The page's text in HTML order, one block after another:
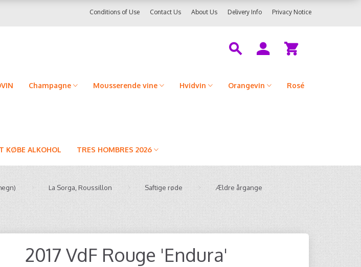
Privacy Notice
Delivery Info
About Us
Contact Us
Conditions of Use
Champagne Mousserende vine Hvidvin Orangevin Rosé
KØBE ALKOHOL TRES HOMBRES 2026
La Sorga, Roussillon Saftige røde Ældre årgange
2017 VdF Rouge 'Endura'